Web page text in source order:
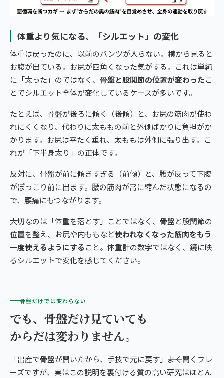
体重より気になる、「シルエット」の変化
体重は戻ったのに、以前のパンツが入らない。横から見ると
お腹が出ている。お尻が四角くなった気がする――。これは単純
に「太った」のではなく、 骨盤と股関節の位置が変わったこ
とでシルエット全体が変化しているケースが多いです。
たとえば、骨盤が後ろに傾く（後傾）と、お尻の筋肉が使わ
れにくくなり、代わりに太ももの前と外側ばかりに負担がか
かります。お尻は平たく垂れ、太ももは外側に張り出す。こ
れが「下半身太り」の正体です。
反対に、骨盤が前に傾きすぎる（前傾）と、腰が反って下腹
がぽっこり前に出ます。腰の筋肉が常に縮んだ状態になるの
で、腰痛にもつながります。
大切なのは「体重を落とす」ことではなく、骨盤と股関節の
位置を整え、お尻や内ももなど使われなくなった筋肉をもう
一度使えるようにすること。体重計の数字ではなく、鏡に映
るシルエットで変化を感じてください。
骨盤だけでは変わらない
でも、骨盤だけ見ていても
からだは変わりません。
「出産で骨盤が開いたから、手技で元に戻す」――よく聞くフレ
ーズですが、実はこの説明を裏付ける質の高い研究はほとん